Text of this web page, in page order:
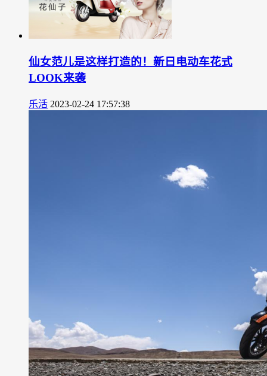
仙女范儿是这样打造的！新日电动车花式
LOOK来袭
乐活 2023-02-24 17:57:38